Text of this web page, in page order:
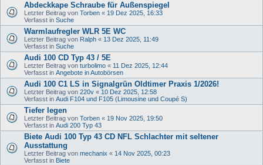
Abdeckkape Schraube für Außenspiegel
Letzter Beitrag von Torben « 19 Dez 2025, 16:33
Verfasst in Suche
Warmlaufregler WLR 5E WC
Letzter Beitrag von Ralph « 13 Dez 2025, 11:49
Verfasst in Suche
Audi 100 CD Typ 43 / 5E
Letzter Beitrag von turbolimo « 11 Dez 2025, 12:44
Verfasst in Angebote in Autobörsen
Audi 100 C1 LS in Signalgrün Oldtimer Praxis 1/2026!
Letzter Beitrag von 220v « 10 Dez 2025, 12:58
Verfasst in Audi F104 und F105 (Limousine und Coupé S)
Tiefer legen
Letzter Beitrag von Torben « 19 Nov 2025, 19:50
Verfasst in Audi 200 Typ 43
Biete Audi 100 Typ 43 CD NFL Schlachter mit seltener
Ausstattung
Letzter Beitrag von mechanix « 14 Nov 2025, 00:23
Verfasst in Biete